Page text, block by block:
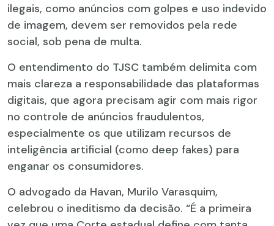
ilegais, como anúncios com golpes e uso indevido
de imagem, devem ser removidos pela rede
social, sob pena de multa.
O entendimento do TJSC também delimita com
mais clareza a responsabilidade das plataformas
digitais, que agora precisam agir com mais rigor
no controle de anúncios fraudulentos,
especialmente os que utilizam recursos de
inteligência artificial (como deep fakes) para
enganar os consumidores.
O advogado da Havan, Murilo Varasquim,
celebrou o ineditismo da decisão. “É a primeira